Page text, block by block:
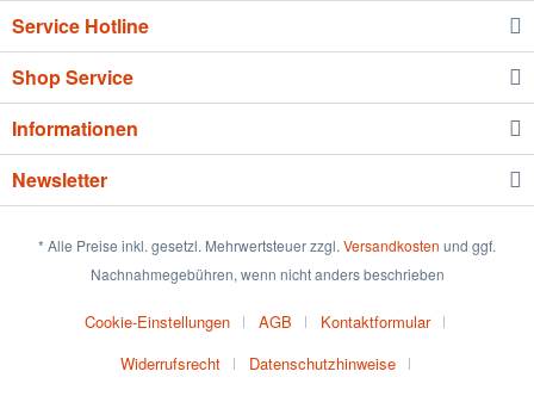
Service Hotline
Shop Service
Informationen
Newsletter
* Alle Preise inkl. gesetzl. Mehrwertsteuer zzgl. Versandkosten und ggf.
Nachnahmegebühren, wenn nicht anders beschrieben
Cookie-Einstellungen AGB
Kontaktformular
Widerrufsrecht
Datenschutzhinweise